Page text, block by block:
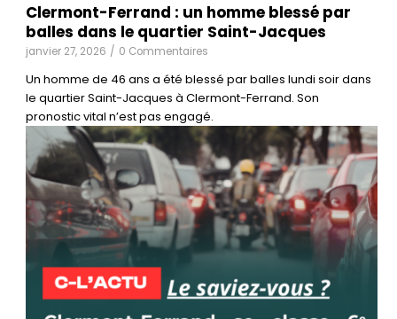
Clermont-Ferrand : un homme blessé par
balles dans le quartier Saint-Jacques
janvier 27, 2026 / 0 Commentaires
Un homme de 46 ans a été blessé par balles lundi soir dans
le quartier Saint-Jacques à Clermont-Ferrand. Son
pronostic vital n’est pas engagé.